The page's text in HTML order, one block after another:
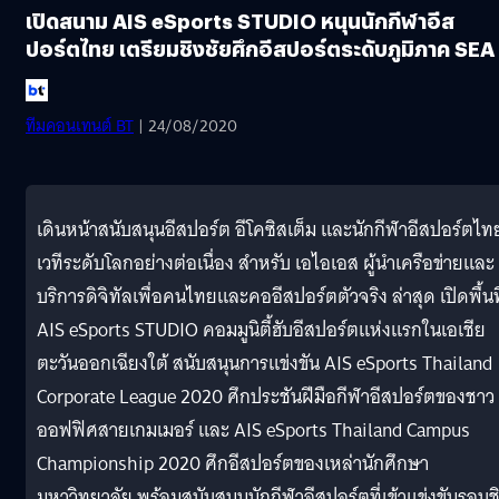
เปิดสนาม AIS eSports STUDIO หนุนนักกีฬาอีส
ปอร์ตไทย เตรียมชิงชัยศึกอีสปอร์ตระดับภูมิภาค SEA
ทีมคอนเทนต์ BT | 24/08/2020
เดินหน้าสนับสนุนอีสปอร์ต อีโคซิสเต็ม และนักกีฬาอีสปอร์ตไ
เวทีระดับโลกอย่างต่อเนื่อง สำหรับ เอไอเอส ผู้นำเครือข่ายและ
บริการดิจิทัลเพื่อคนไทยและคออีสปอร์ตตัวจริง ล่าสุด เปิดพื้
AIS eSports STUDIO คอมมูนิตี้ฮับอีสปอร์ตแห่งแรกในเอเชีย
ตะวันออกเฉียงใต้ สนับสนุนการแข่งขัน AIS eSports Thailand
Corporate League 2020 ศึกประชันฝีมือกีฬาอีสปอร์ตของชาว
ออฟฟิศสายเกมเมอร์ และ AIS eSports Thailand Campus
Championship 2020 ศึกอีสปอร์ตของเหล่านักศึกษา